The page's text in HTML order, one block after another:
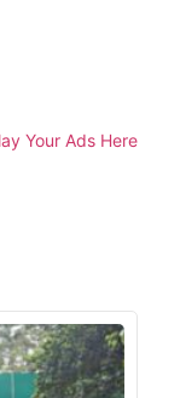
Your Ads Here